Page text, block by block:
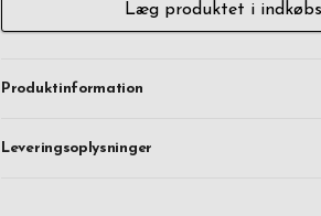
Læg produktet i
Produktinformation
Leveringsoplysninger